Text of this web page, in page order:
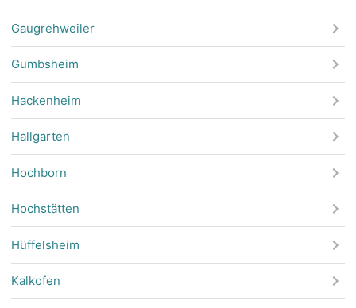
Gaugrehweiler
Gumbsheim
Hackenheim
Hallgarten
Hochborn
Hochstätten
Hüffelsheim
Kalkofen